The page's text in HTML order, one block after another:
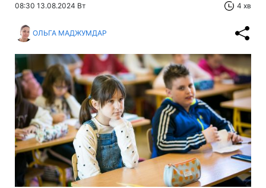
08:30 13.08.2024 Вт 4 хв
ОЛЬГА МАДЖУМДАР